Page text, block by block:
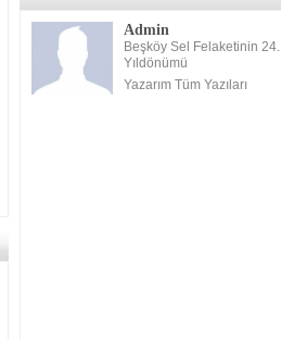
Admin
Beşköy Sel Felaketinin 24.
Yıldönümü
Yazarım Tüm Yazıları